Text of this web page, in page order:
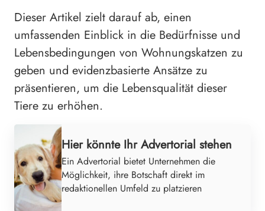
Dieser Artikel zielt darauf ab, einen
umfassenden Einblick in die Bedürfnisse und
Lebensbedingungen von Wohnungskatzen zu
geben und evidenzbasierte Ansätze zu
präsentieren, um die Lebensqualität dieser
Tiere zu erhöhen.
Hier könnte Ihr Advertorial stehen
Ein Advertorial bietet Unternehmen die
Möglichkeit, ihre Botschaft direkt im
redaktionellen Umfeld zu platzieren